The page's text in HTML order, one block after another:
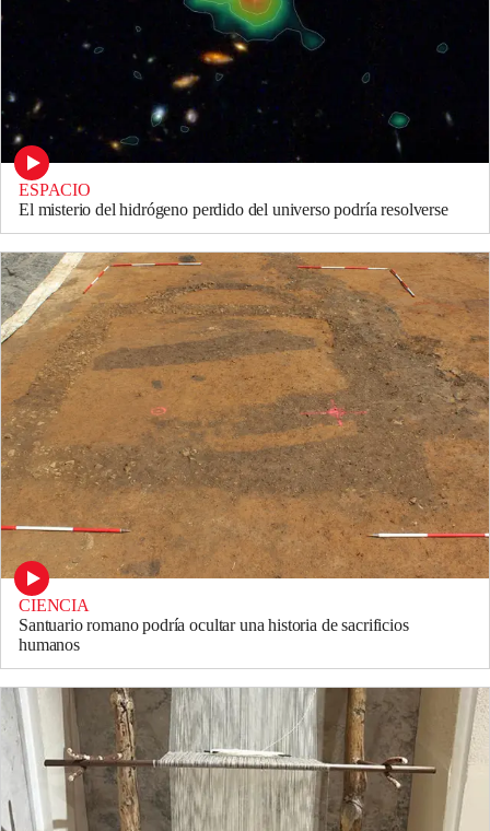
ESPACIO
El misterio del hidrógeno perdido del universo podría resolverse
CIENCIA
Santuario romano podría ocultar una historia de sacrificios
humanos